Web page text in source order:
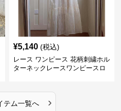
¥5,140 (税込)
レース ワンピース 花柄刺繍ホル
ターネックレースワンピースロ
テム一覧へ ›